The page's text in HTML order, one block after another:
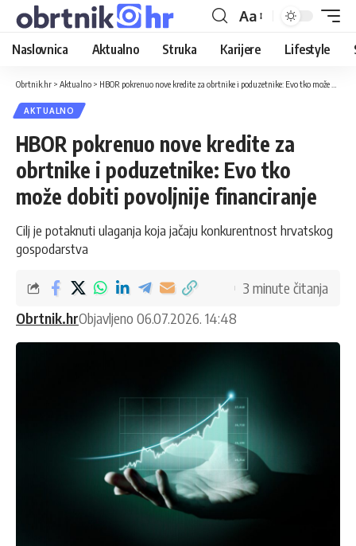
Aa
Naslovnica Aktualno Struka Karijere Lifestyle
Obrtnik.hr > Aktualno > HBOR pokrenuo nove kredite za obrtnike i poduzetnike: Evo tko može dobiti povoljnije financiranje
AKTUALNO
HBOR pokrenuo nove kredite za
obrtnike i poduzetnike: Evo tko
može dobiti povoljnije financiranje
Cilj je potaknuti ulaganja koja jačaju konkurentnost hrvatskog
gospodarstva
Obrtnik.hrObjavljeno 06.07.2026. 14:48
3 minute čitanja